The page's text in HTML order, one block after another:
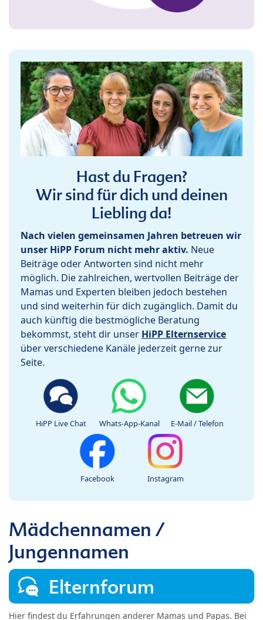
Hast du Fragen?
Wir sind für dich und deinen
Liebling da!
Nach vielen gemeinsamen Jahren betreuen wir
unser HiPP Forum nicht mehr aktiv. Neue
Beiträge oder Antworten sind nicht mehr
möglich. Die zahlreichen, wertvollen Beiträge der
Mamas und Experten bleiben jedoch bestehen
und sind weiterhin für dich zugänglich. Damit du
auch künftig die bestmögliche Beratung
bekommst, steht dir unser HiPP Elternservice
über verschiedene Kanäle jederzeit gerne zur
Seite.
HiPP Live Chat Whats-App-Kanal E-Mail / Telefon
Facebook Instagram
Mädchennamen /
Jungennamen
Elternforum
Hier findest du Erfahrungen anderer Mamas und Papas. Bei